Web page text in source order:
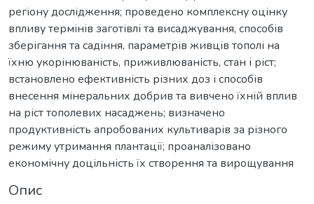
регіону дослідження; проведено комплексну оцінку
впливу термінів заготівлі та висаджування, способів
зберігання та садіння, параметрів живців тополі на
їхню укорінюваність, приживлюваність, стан і ріст;
встановлено ефективність різних доз і способів
внесення мінеральних добрив та вивчено їхній вплив
на ріст тополевих насаджень; визначено
продуктивність апробованих культиварів за різного
режиму утримання плантації; проаналізовано
економічну доцільність їх створення та вирощування
Опис